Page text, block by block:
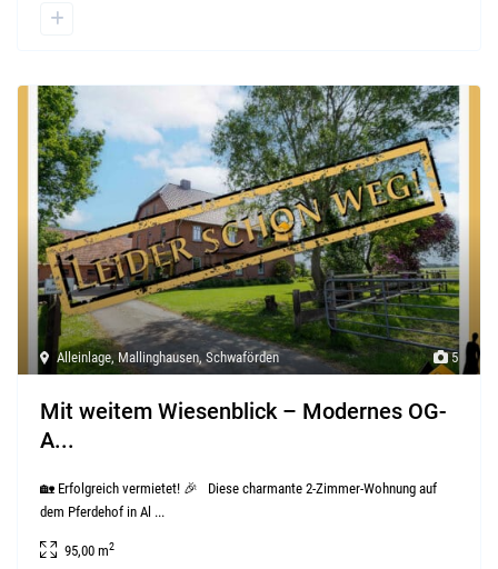
5
Alleinlage, Mallinghausen,Schwaförden
Mit weitem Wiesenblick – Modernes OG-
A...
🏡 Erfolgreich vermietet! 🎉 Diese charmante 2-Zimmer-Wohnung auf
dem Pferdehof in Al ...
95,00 m2